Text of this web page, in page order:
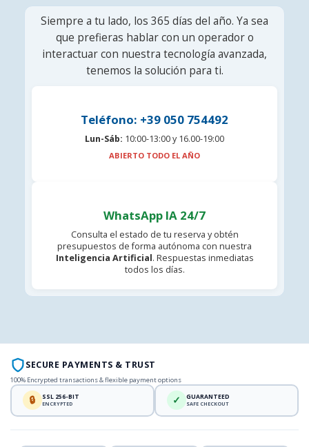
Siempre a tu lado, los 365 días del año. Ya sea
que prefieras hablar con un operador o
interactuar con nuestra tecnología avanzada,
tenemos la solución para ti.
Teléfono: +39 050 754492
Lun-Sáb: 10:00-13:00 y 16.00-19:00
ABIERTO TODO EL AÑO
WhatsApp IA 24/7
Consulta el estado de tu reserva y obtén
presupuestos de forma autónoma con nuestra
Inteligencia Artificial. Respuestas inmediatas
todos los días.
SECURE PAYMENTS & TRUST
100% Encrypted transactions & flexible payment options
🔒 SSL 256-BIT
ENCRYPTED ✓ GUARANTEED
SAFE CHECKOUT